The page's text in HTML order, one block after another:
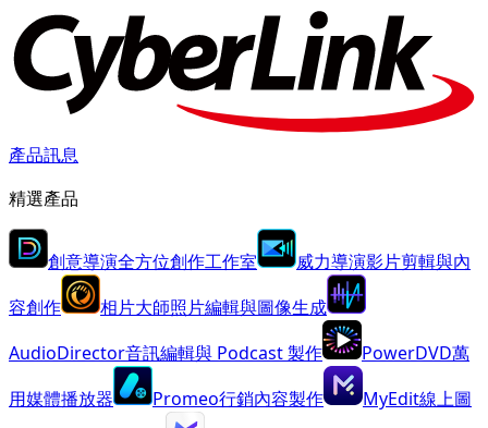
產品訊息
精選產品
創意導演全方位創作工作室 威力導演影片剪輯與內
容創作
相片大師照片編輯與圖像生成
AudioDirector音訊編輯與 Podcast 製作 PowerDVD萬
用媒體播放器
Promeo行銷內容製作 MyEdit線上圖